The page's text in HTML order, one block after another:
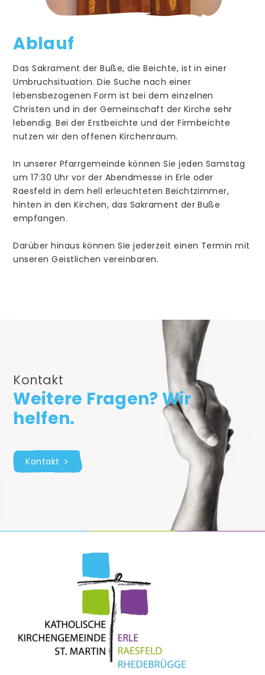
Messdiener
Kinder- und Jugendgruppen
Bücherei
KAB
Kolping
Rhedebrügge
Gottesdienste
Messdiener
Kinder- und Jugendgruppen
TelefonSeelsorge
Caritas
Hinweisgeberschutzgesetz
Ablauf
Das Sakrament der Buße, die Beichte, ist in einer
Umbruchsituation. Die Suche nach einer
lebensbezogenen Form ist bei dem einzelnen
Christen und in der Gemeinschaft der Kirche sehr
lebendig. Bei der Erstbeichte und der Firmbeichte
nutzen wir den offenen Kirchenraum.
In unserer Pfarrgemeinde können Sie jeden Samstag
um 17:30 Uhr vor der Abendmesse in Erle oder
Raesfeld in dem hell erleuchteten Beichtzimmer,
hinten in den Kirchen, das Sakrament der Buße
empfangen.
Darüber hinaus können Sie jederzeit einen Termin mit
unseren Geistlichen vereinbaren.
Kontakt
Weitere Fragen? Wir
helfen.
Kontakt